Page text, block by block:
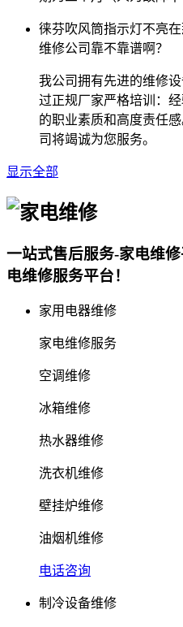
徕芬吹风筒指示灯不亮
维修公司靠不靠谱啊？
我公司拥有先进的维修
过正规厂家严格培训：
的职业素质和高度责任
司将竭诚为您服务。
显示全部
一站式售后服务-家电维
电维修服务平台！
家用电器维修
家电维修服务
空调维修
冰箱维修
热水器维修
洗衣机维修
壁挂炉维修
油烟机维修
电话咨询
制冷设备维修